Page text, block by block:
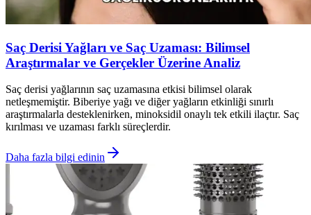
Saç Derisi Yağları ve Saç Uzaması: Bilimsel
Araştırmalar ve Gerçekler Üzerine Analiz
Saç derisi yağlarının saç uzamasına etkisi bilimsel olarak
netleşmemiştir. Biberiye yağı ve diğer yağların etkinliği sınırlı
araştırmalarla desteklenirken, minoksidil onaylı tek etkili ilaçtır. Saç
kırılması ve uzaması farklı süreçlerdir.
Daha fazla bilgi edinin